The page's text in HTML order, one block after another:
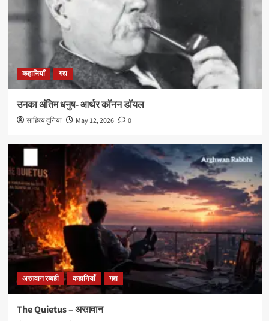
कहानियाँ गद्य
उनका अंतिम धनुष- आर्थर कॉनन डॉयल
साहित्य दुनिया May 12, 2026 0
अरग़वान रब्बही कहानियाँ गद्य
The Quietus – अरग़वान